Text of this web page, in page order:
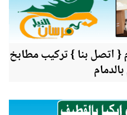
{ اتصل بنا } تركيب مطابخ